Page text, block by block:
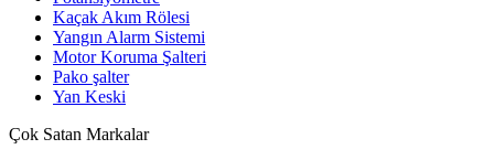
Kaçak Akım Rölesi
Yangın Alarm Sistemi
Motor Koruma Şalteri
Pako şalter
Yan Keski
Çok Satan Markalar